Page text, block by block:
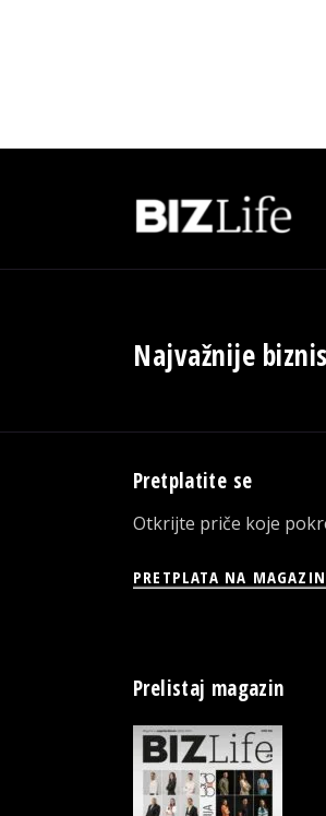
Najvažnije
Pretplatite se
Otkrijte priče koje
PRETPLATA NA MAGAZIN
Prelistaj magazin